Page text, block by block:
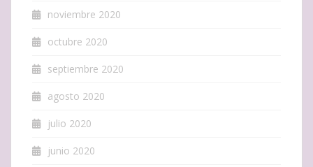
noviembre 2020
octubre 2020
septiembre 2020
agosto 2020
julio 2020
junio 2020